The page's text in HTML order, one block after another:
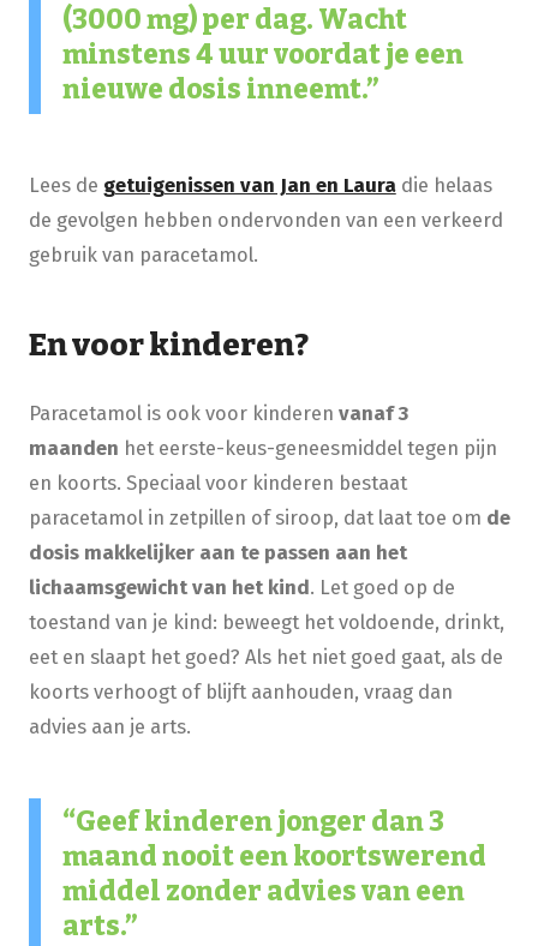
(3000 mg) per dag. Wacht
minstens 4 uur voordat je een
nieuwe dosis inneemt.
​Lees de getuigenissen van Jan en Laura die helaas
de gevolgen hebben ondervonden van een verkeerd
gebruik van paracetamol.
En voor kinderen?
Paracetamol is ook voor kinderen vanaf 3
maanden het eerste-keus-geneesmiddel tegen pijn
en koorts. Speciaal voor kinderen bestaat
paracetamol in zetpillen of siroop, dat laat toe om de
dosis makkelijker aan te passen aan het
lichaamsgewicht van het kind. Let goed op de
toestand van je kind: beweegt het voldoende, drinkt,
eet en slaapt het goed? Als het niet goed gaat, als de
koorts verhoogt of blijft aanhouden, vraag dan
advies aan je arts.
Geef kinderenjonger dan 3
maand nooit een koortswerend
middel zonder adviesvan een
arts.​